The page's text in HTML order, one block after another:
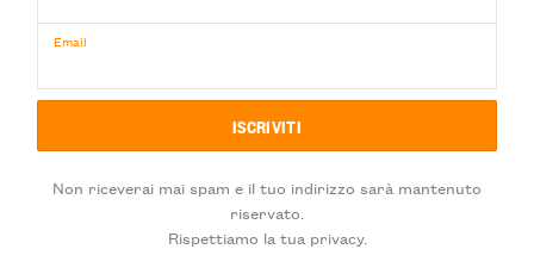
Email
Non riceverai mai spam e il tuo indirizzo sarà mantenuto
riservato.
Rispettiamo la tua privacy.